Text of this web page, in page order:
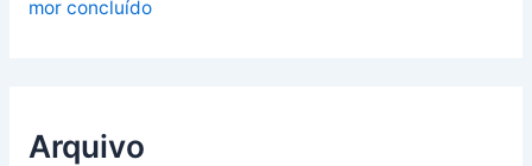
mor concluído
Arquivo